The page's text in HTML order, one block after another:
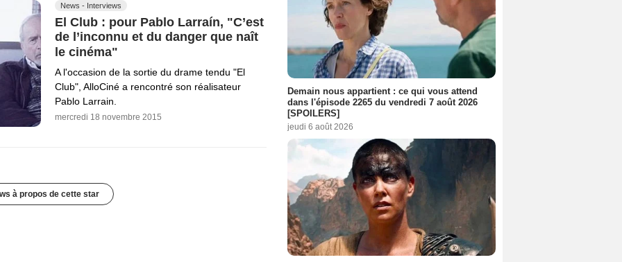
News - Interviews
El Club : pour Pablo Larraín, "C’est
de l’inconnu et du danger que naît
le cinéma"
A l'occasion de la sortie du drame tendu "El
Club", AlloCiné a rencontré son réalisateur
Pablo Larrain.
mercredi 18 novembre 2015
à propos de cette star
Demain nous appartient : ce qui vous attend
dans l'épisode 2265 du vendredi 7 août 2026
[SPOILERS]
jeudi 6 août 2026